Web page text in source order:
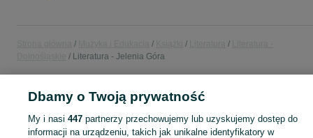
Literatura - Jelenia Góra
POLSKA » DOLNOŚLĄSKIE » JELENIA GÓRA
KATEGORIA
Dbamy o Twoją prywatność
My i nasi 447partnerzy przechowujemy lub uzyskujemy dostęp do
informacji na urządzeniu, takich jak unikalne identyfikatory w